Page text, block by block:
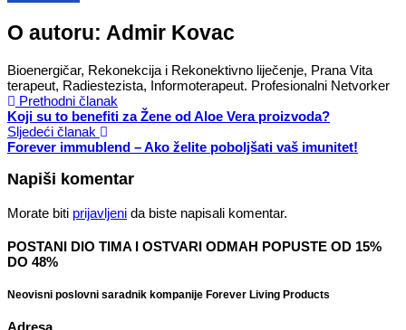
O autoru: Admir Kovac
Bioenergičar, Rekonekcija i Rekonektivno liječenje, Prana Vita
terapeut, Radiestezista, Informoterapeut. Profesionalni Netvorker
Prethodni članak
Koji su to benefiti za Žene od Aloe Vera proizvoda?
Sljedeći članak
Forever immublend – Ako želite poboljšati vaš imunitet!
Napiši komentar
Morate biti prijavljeni da biste napisali komentar.
POSTANI DIO TIMA I OSTVARI ODMAH POPUSTE OD 15%
DO 48%
Neovisni poslovni saradnik kompanije Forever Living Products